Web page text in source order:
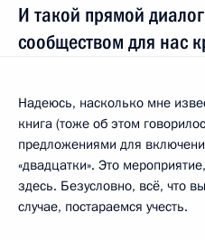
И такой прямой
сообществом для нас
Надеюсь, насколько мне
книга (тоже об этом
предложениями для
«двадцатки». Это
здесь. Безусловно, всё, что
случае, постараемся учесть.